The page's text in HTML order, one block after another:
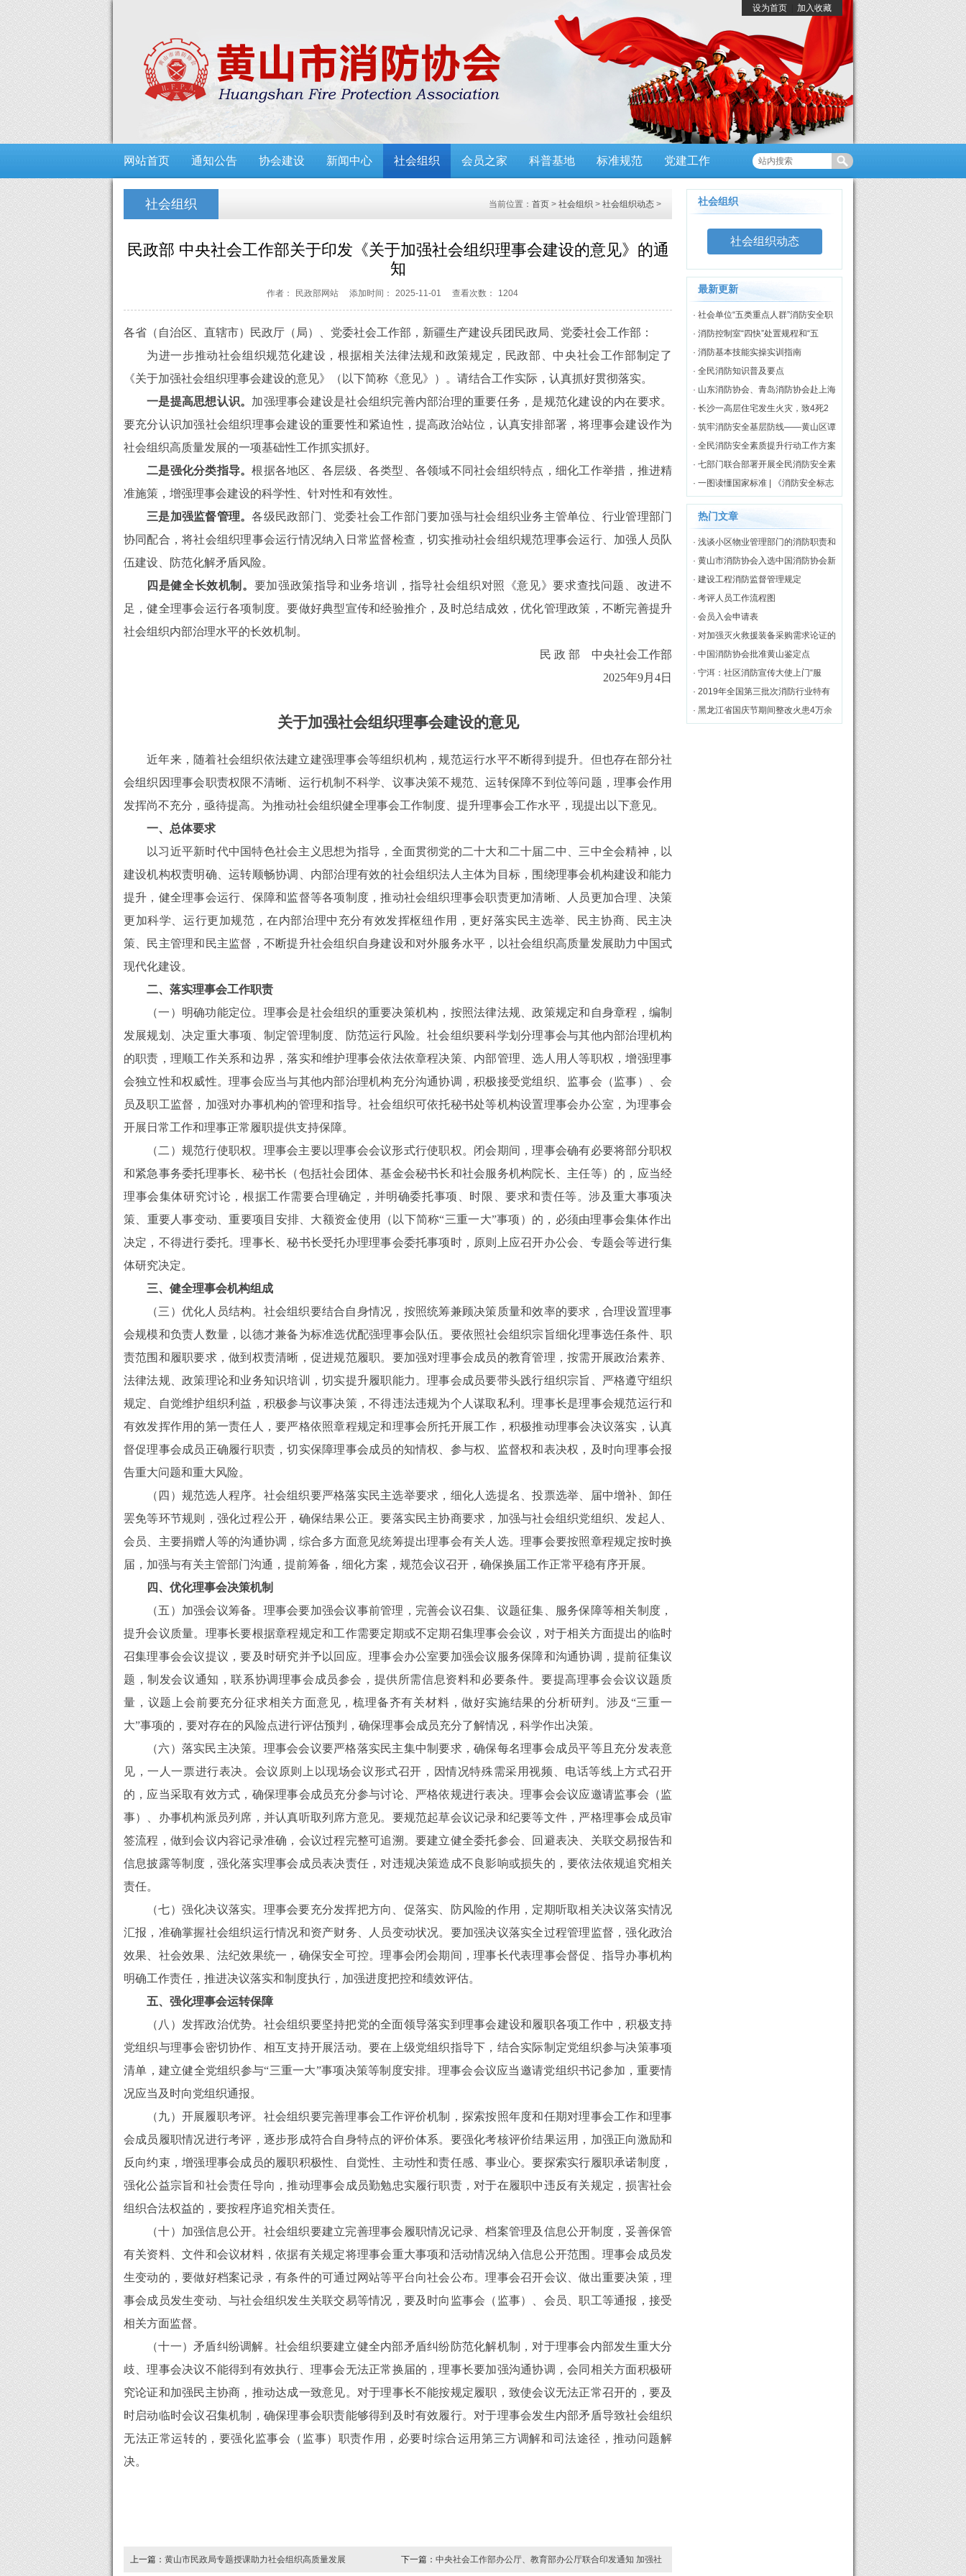
设为首页 加入收藏
网站首页 通知公告 协会建设 新闻中心 社会组织 会员之家 科普基地 标准规范 党建工作
社会组织 当前位置： 首页 > 社会组织 > 社会组织动态 >
民政部 中央社会工作部关于印发《关于加强社会组织理事会建设的意见》的通
知
作者： 民政部网站 添加时间： 2025-11-01 查看次数： 1204
各省（自治区、直辖市）民政厅（局）、党委社会工作部，新疆生产建设兵团民政局、党委社会工作部：
为进一步推动社会组织规范化建设，根据相关法律法规和政策规定，民政部、中央社会工作部制定了
《关于加强社会组织理事会建设的意见》（以下简称《意见》）。请结合工作实际，认真抓好贯彻落实。
一是提高思想认识。 加强理事会建设是社会组织完善内部治理的重要任务，是规范化建设的内在要求。
要充分认识加强社会组织理事会建设的重要性和紧迫性，提高政治站位，认真安排部署，将理事会建设作为
社会组织高质量发展的一项基础性工作抓实抓好。
二是强化分类指导。根据各地区、各层级、各类型、各领域不同社会组织特点，细化工作举措，推进精
准施策，增强理事会建设的科学性、针对性和有效性。
三是加强监督管理。各级民政部门、党委社会工作部门要加强与社会组织业务主管单位、行业管理部门
协同配合，将社会组织理事会运行情况纳入日常监督检查，切实推动社会组织规范理事会运行、加强人员队
伍建设、防范化解矛盾风险。
四是健全长效机制。 要加强政策指导和业务培训，指导社会组织对照《意见》要求查找问题、改进不
足，健全理事会运行各项制度。要做好典型宣传和经验推介，及时总结成效，优化管理政策，不断完善提升
社会组织内部治理水平的长效机制。
民 政 部 中央社会工作部
2025年9月4日
关于加强社会组织理事会建设的意见
近年来，随着社会组织依法建立建强理事会等组织机构，规范运行水平不断得到提升。但也存在部分社
会组织因理事会职责权限不清晰、运行机制不科学、议事决策不规范、运转保障不到位等问题，理事会作用
发挥尚不充分，亟待提高。为推动社会组织健全理事会工作制度、提升理事会工作水平，现提出以下意见。
一、总体要求
以习近平新时代中国特色社会主义思想为指导，全面贯彻党的二十大和二十届二中、三中全会精神，以
建设机构权责明确、运转顺畅协调、内部治理有效的社会组织法人主体为目标，围绕理事会机构建设和能力
提升，健全理事会运行、保障和监督等各项制度，推动社会组织理事会职责更加清晰、人员更加合理、决策
更加科学、运行更加规范，在内部治理中充分有效发挥枢纽作用，更好落实民主选举、民主协商、民主决
策、民主管理和民主监督，不断提升社会组织自身建设和对外服务水平，以社会组织高质量发展助力中国式
现代化建设。
二、落实理事会工作职责
（一）明确功能定位。理事会是社会组织的重要决策机构，按照法律法规、政策规定和自身章程，编制
发展规划、决定重大事项、制定管理制度、防范运行风险。社会组织要科学划分理事会与其他内部治理机构
的职责，理顺工作关系和边界，落实和维护理事会依法依章程决策、内部管理、选人用人等职权，增强理事
会独立性和权威性。理事会应当与其他内部治理机构充分沟通协调，积极接受党组织、监事会（监事）、会
员及职工监督，加强对办事机构的管理和指导。社会组织可依托秘书处等机构设置理事会办公室，为理事会
开展日常工作和理事正常履职提供支持保障。
（二）规范行使职权。理事会主要以理事会会议形式行使职权。闭会期间，理事会确有必要将部分职权
和紧急事务委托理事长、秘书长（包括社会团体、基金会秘书长和社会服务机构院长、主任等）的，应当经
理事会集体研究讨论，根据工作需要合理确定，并明确委托事项、时限、要求和责任等。涉及重大事项决
策、重要人事变动、重要项目安排、大额资金使用（以下简称“三重一大”事项）的，必须由理事会集体作出
决定，不得进行委托。理事长、秘书长受托办理理事会委托事项时，原则上应召开办公会、专题会等进行集
体研究决定。
三、健全理事会机构组成
（三）优化人员结构。社会组织要结合自身情况，按照统筹兼顾决策质量和效率的要求，合理设置理事
会规模和负责人数量，以德才兼备为标准选优配强理事会队伍。要依照社会组织宗旨细化理事选任条件、职
责范围和履职要求，做到权责清晰，促进规范履职。要加强对理事会成员的教育管理，按需开展政治素养、
法律法规、政策理论和业务知识培训，切实提升履职能力。理事会成员要带头践行组织宗旨、严格遵守组织
规定、自觉维护组织利益，积极参与议事决策，不得违法违规为个人谋取私利。理事长是理事会规范运行和
有效发挥作用的第一责任人，要严格依照章程规定和理事会所托开展工作，积极推动理事会决议落实，认真
督促理事会成员正确履行职责，切实保障理事会成员的知情权、参与权、监督权和表决权，及时向理事会报
告重大问题和重大风险。
（四）规范选人程序。社会组织要严格落实民主选举要求，细化人选提名、投票选举、届中增补、卸任
罢免等环节规则，强化过程公开，确保结果公正。要落实民主协商要求，加强与社会组织党组织、发起人、
会员、主要捐赠人等的沟通协调，综合多方面意见统筹提出理事会有关人选。理事会要按照章程规定按时换
届，加强与有关主管部门沟通，提前筹备，细化方案，规范会议召开，确保换届工作正常平稳有序开展。
四、优化理事会决策机制
（五）加强会议筹备。理事会要加强会议事前管理，完善会议召集、议题征集、服务保障等相关制度，
提升会议质量。理事长要根据章程规定和工作需要定期或不定期召集理事会会议，对于相关方面提出的临时
召集理事会会议提议，要及时研究并予以回应。理事会办公室要加强会议服务保障和沟通协调，提前征集议
题，制发会议通知，联系协调理事会成员参会，提供所需信息资料和必要条件。要提高理事会会议议题质
量，议题上会前要充分征求相关方面意见，梳理备齐有关材料，做好实施结果的分析研判。涉及“三重一
大”事项的，要对存在的风险点进行评估预判，确保理事会成员充分了解情况，科学作出决策。
（六）落实民主决策。理事会会议要严格落实民主集中制要求，确保每名理事会成员平等且充分发表意
见，一人一票进行表决。会议原则上以现场会议形式召开，因情况特殊需采用视频、电话等线上方式召开
的，应当采取有效方式，确保理事会成员充分参与讨论、严格依规进行表决。理事会会议应邀请监事会（监
事）、办事机构派员列席，并认真听取列席方意见。要规范起草会议记录和纪要等文件，严格理事会成员审
签流程，做到会议内容记录准确，会议过程完整可追溯。要建立健全委托参会、回避表决、关联交易报告和
信息披露等制度，强化落实理事会成员表决责任，对违规决策造成不良影响或损失的，要依法依规追究相关
责任。
（七）强化决议落实。理事会要充分发挥把方向、促落实、防风险的作用，定期听取相关决议落实情况
汇报，准确掌握社会组织运行情况和资产财务、人员变动状况。要加强决议落实全过程管理监督，强化政治
效果、社会效果、法纪效果统一，确保安全可控。理事会闭会期间，理事长代表理事会督促、指导办事机构
明确工作责任，推进决议落实和制度执行，加强进度把控和绩效评估。
五、强化理事会运转保障
（八）发挥政治优势。社会组织要坚持把党的全面领导落实到理事会建设和履职各项工作中，积极支持
党组织与理事会密切协作、相互支持开展活动。要在上级党组织指导下，结合实际制定党组织参与决策事项
清单，建立健全党组织参与“三重一大”事项决策等制度安排。理事会会议应当邀请党组织书记参加，重要情
况应当及时向党组织通报。
（九）开展履职考评。社会组织要完善理事会工作评价机制，探索按照年度和任期对理事会工作和理事
会成员履职情况进行考评，逐步形成符合自身特点的评价体系。要强化考核评价结果运用，加强正向激励和
反向约束，增强理事会成员的履职积极性、自觉性、主动性和责任感、事业心。要探索实行履职承诺制度，
强化公益宗旨和社会责任导向，推动理事会成员勤勉忠实履行职责，对于在履职中违反有关规定，损害社会
组织合法权益的，要按程序追究相关责任。
（十）加强信息公开。社会组织要建立完善理事会履职情况记录、档案管理及信息公开制度，妥善保管
有关资料、文件和会议材料，依据有关规定将理事会重大事项和活动情况纳入信息公开范围。理事会成员发
生变动的，要做好档案记录，有条件的可通过网站等平台向社会公布。理事会召开会议、做出重要决策，理
事会成员发生变动、与社会组织发生关联交易等情况，要及时向监事会（监事）、会员、职工等通报，接受
相关方面监督。
（十一）矛盾纠纷调解。社会组织要建立健全内部矛盾纠纷防范化解机制，对于理事会内部发生重大分
歧、理事会决议不能得到有效执行、理事会无法正常换届的，理事长要加强沟通协调，会同相关方面积极研
究论证和加强民主协商，推动达成一致意见。对于理事长不能按规定履职，致使会议无法正常召开的，要及
时启动临时会议召集机制，确保理事会职责能够得到及时有效履行。对于理事会发生内部矛盾导致社会组织
无法正常运转的，要强化监事会（监事）职责作用，必要时综合运用第三方调解和司法途径，推动问题解
决。
上一篇： 黄山市民政局专题授课助力社会组织高质量发展 下一篇： 中央社会工作部办公厅、教育部办公厅联合印发通知 加强社
社会组织
社会组织动态
最新更新
· 社会单位“五类重点人群”消防安全职
责
· 消防控制室“四快”处置规程和“五
知”评价标准
· 消防基本技能实操实训指南
· 全民消防知识普及要点
· 山东消防协会、青岛消防协会赴上海
市消防协会开展调研交流
· 长沙一高层住宅发生火灾，致4死2
伤
· 筑牢消防安全基层防线——黄山区谭
家桥镇专职消防队正式揭牌启用
· 全民消防安全素质提升行动工作方案
（2026—2030年）
· 七部门联合部署开展全民消防安全素
质提升行动
· 一图读懂国家标准 | 《消防安全标志
第3部分：设置要求》
热门文章
· 浅谈小区物业管理部门的消防职责和
工作模式
· 黄山市消防协会入选中国消防协会新
一届理事单位
· 建设工程消防监督管理规定
· 考评人员工作流程图
· 会员入会申请表
· 对加强灭火救援装备采购需求论证的
几点思考
· 中国消防协会批准黄山鉴定点
· 宁洱：社区消防宣传大使上门“服
务”[图]
· 2019年全国第三批次消防行业特有
工种职业技能鉴定理论统考在黄山市
· 黑龙江省国庆节期间整改火患4万余